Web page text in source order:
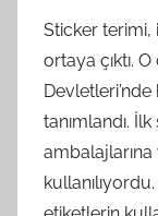
Sticker terimi,
ortaya çıktı.
tanımlandı.
ambalajlarına